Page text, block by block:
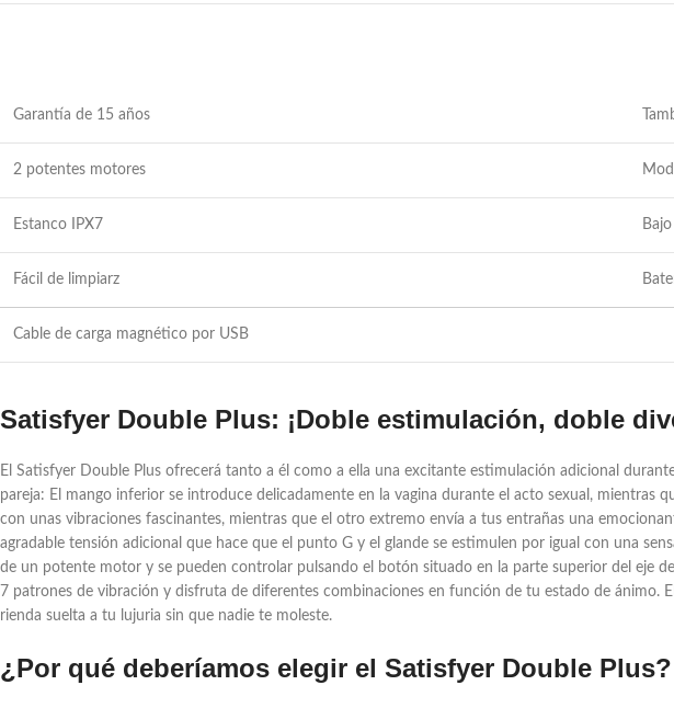
Garantía de 15 años
2 potentes motores
Estanco IPX7
Fácil de limpiarz
Cable de carga magnético por USB
Satisfyer Double Plus: ¡Doble estimulación, doble
El Satisfyer Double Plus ofrecerá tanto a él como a ella una excitante estimulación adicional
pareja: El mango inferior se introduce delicadamente en la vagina durante el acto sexual, mientras
con unas vibraciones fascinantes, mientras que el otro extremo envía a tus entrañas una
agradable tensión adicional que hace que el punto G y el glande se estimulen por igual con una
de un potente motor y se pueden controlar pulsando el botón situado en la parte superior del eje
7 patrones de vibración y disfruta de diferentes combinaciones en función de tu estado de ánimo.
rienda suelta a tu lujuria sin que nadie te moleste.
¿Por qué deberíamos elegir el Satisfyer Double Plus?